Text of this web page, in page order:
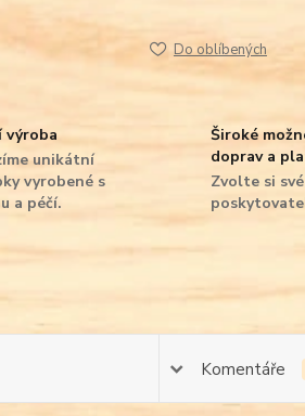
Do oblíbených
výroba
unikátní
vyrobené s
a péčí.
Široké
doprav a
Zvolte si
Komentáře